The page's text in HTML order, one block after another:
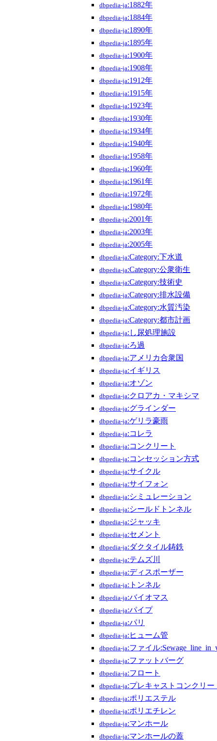
dbpedia-ja:1882年
dbpedia-ja:1884年
dbpedia-ja:1890年
dbpedia-ja:1895年
dbpedia-ja:1900年
dbpedia-ja:1908年
dbpedia-ja:1912年
dbpedia-ja:1915年
dbpedia-ja:1923年
dbpedia-ja:1930年
dbpedia-ja:1934年
dbpedia-ja:1940年
dbpedia-ja:1958年
dbpedia-ja:1960年
dbpedia-ja:1961年
dbpedia-ja:1972年
dbpedia-ja:1980年
dbpedia-ja:2001年
dbpedia-ja:2003年
dbpedia-ja:2005年
dbpedia-ja:Category:下水道
dbpedia-ja:Category:公衆衛生
dbpedia-ja:Category:技術史
dbpedia-ja:Category:排水設備
dbpedia-ja:Category:水質汚染
dbpedia-ja:Category:都市計画
dbpedia-ja:し尿処理施設
dbpedia-ja:ろ過
dbpedia-ja:アメリカ合衆国
dbpedia-ja:イギリス
dbpedia-ja:オゾン
dbpedia-ja:クロアカ・マキシマ
dbpedia-ja:グラインダー
dbpedia-ja:ゲリラ豪雨
dbpedia-ja:コレラ
dbpedia-ja:コンクリート
dbpedia-ja:コンセッション方式
dbpedia-ja:サイクル
dbpedia-ja:サイフォン
dbpedia-ja:シミュレーション
dbpedia-ja:シールドトンネル
dbpedia-ja:ジャッキ
dbpedia-ja:セメント
dbpedia-ja:ダクタイル鋳鉄
dbpedia-ja:テムズ川
dbpedia-ja:ディスポーザー
dbpedia-ja:トンネル
dbpedia-ja:バイオマス
dbpedia-ja:パイプ
dbpedia-ja:パリ
dbpedia-ja:ヒューム管
dbpedia-ja:ファイル
dbpedia-ja:ファットバーグ
dbpedia-ja:フロート
dbpedia-ja:プレキャストコンクリー
dbpedia-ja:ポリエステル
dbpedia-ja:ポリエチレン
dbpedia-ja:マンホール
dbpedia-ja:マンホールの蓋